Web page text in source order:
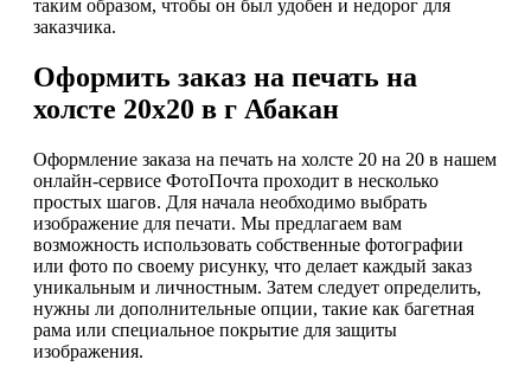
таким образом, чтобы он был удобен и недорог для
заказчика.
Оформить заказ на печать на
холсте 20х20 в г Абакан
Оформление заказа на печать на холсте 20 на 20 в нашем
онлайн-сервисе ФотоПочта проходит в несколько
простых шагов. Для начала необходимо выбрать
изображение для печати. Мы предлагаем вам
возможность использовать собственные фотографии
или фото по своему рисунку, что делает каждый заказ
уникальным и личностным. Затем следует определить,
нужны ли дополнительные опции, такие как багетная
рама или специальное покрытие для защиты
изображения.